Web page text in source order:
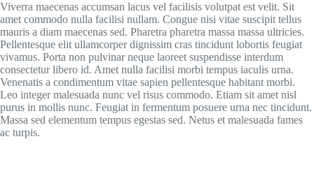
Viverra maecenas accumsan lacus vel facilisis volutpat est velit. Sit
amet commodo nulla facilisi nullam. Congue nisi vitae suscipit tellus
mauris a diam maecenas sed. Pharetra pharetra massa massa ultricies.
Pellentesque elit ullamcorper dignissim cras tincidunt lobortis feugiat
vivamus. Porta non pulvinar neque laoreet suspendisse interdum
consectetur libero id. Amet nulla facilisi morbi tempus iaculis urna.
Venenatis a condimentum vitae sapien pellentesque habitant morbi.
Leo integer malesuada nunc vel risus commodo. Etiam sit amet nisl
purus in mollis nunc. Feugiat in fermentum posuere urna nec tincidunt.
Massa sed elementum tempus egestas sed. Netus et malesuada fames
ac turpis.